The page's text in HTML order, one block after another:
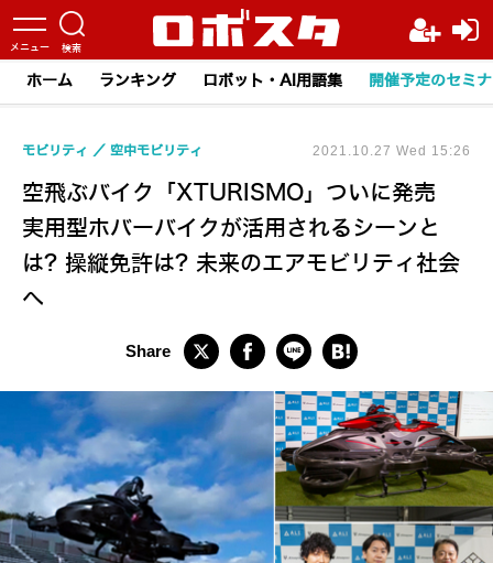
ホーム ランキング ロボット・AI用語集 開催予定のセミ
空飛ぶバイク「XTURISMO」ついに発売
実用型ホバーバイクが活用されるシーンと
は? 操縦免許は? 未来のエアモビリティ社会
へ
モビリティ 空中モビリティ 2021.10.27 Wed 15:26